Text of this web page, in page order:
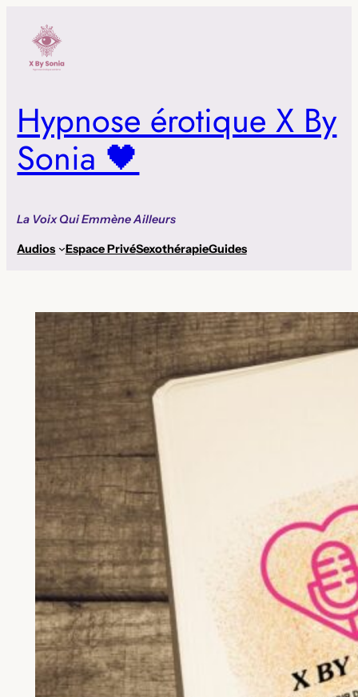
contenu
Hypnose érotique X By
Sonia 🖤
La Voix Qui Emmène Ailleurs
Audios Espace PrivéSexothérapieGuides